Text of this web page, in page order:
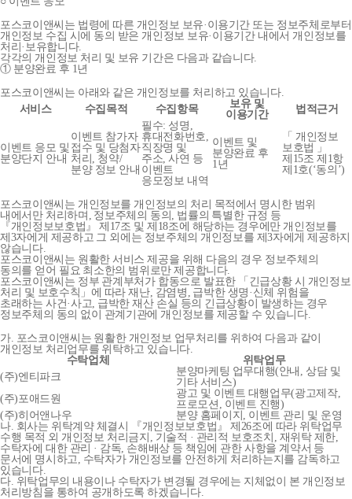
포스코이앤씨는 법령에 따른 개인정보 보유·이용기간 또는 정보주체로부터
개인정보 수집 시에 동의 받은 개인정보 보유·이용기간 내에서 개인정보를
처리·보유합니다.
각각의 개인정보 처리 및 보유 기간은 다음과 같습니다.
① 분양완료 후 1년
포스코이앤씨는 아래와 같은 개인정보를 처리하고 있습니다.
서비스
수집목적 수집항목
보유 및
이용기간
법적근거
이벤트 응모 및
분양단지 안내
이벤트 참가자
접수 및 당첨자
처리, 청약/
분양 정보 안내
필수: 성명,
휴대전화번호,
직장명 및
주소, 사연 등
이벤트
응모정보 내역
이벤트 및
분양완료 후
1년
「 개인정보
보호법 」
제15조 제1항
제1호(‘동의’)
포스코이앤씨는 개인정보를 개인정보의 처리 목적에서 명시한 범위
내에서만 처리하며, 정보주체의 동의, 법률의 특별한 규정 등
『개인정보보호법』 제17조 및 제18조에 해당하는 경우에만 개인정보를
제3자에게 제공하고 그 외에는 정보주체의 개인정보를 제3자에게 제공하지
않습니다.
포스코이앤씨는 원활한 서비스 제공을 위해 다음의 경우 정보주체의
동의를 얻어 필요 최소한의 범위로만 제공합니다.
포스코이앤씨는 정부 관계부처가 합동으로 발표한 「긴급상황 시 개인정보
처리 및 보호수칙」에 따라 재난, 감염병, 급박한 생명·신체 위험을
초래하는 사건·사고, 급박한 재산 손실 등의 긴급상황이 발생하는 경우
정보주체의 동의 없이 관계기관에 개인정보를 제공할 수 있습니다.
가. 포스코이앤씨는 원활한 개인정보 업무처리를 위하여 다음과 같이
개인정보 처리업무를 위탁하고 있습니다.
수탁업체
위탁업무
(주)엔티파크
분양마케팅 업무대행(안내, 상담 및
기타 서비스)
(주)포애드원
광고 및 이벤트 대행업무(광고제작,
프로모션, 이벤트 진행)
(주)히어앤나우
분양 홈페이지, 이벤트 관리 및 운영
나. 회사는 위탁계약 체결시 『개인정보보호법』 제26조에 따라 위탁업무
수행 목적 외 개인정보 처리금지, 기술적 · 관리적 보호조치, 재위탁 제한,
수탁자에 대한 관리 · 감독, 손해배상 등 책임에 관한 사항을 계약서 등
문서에 명시하고, 수탁자가 개인정보를 안전하게 처리하는지를 감독하고
있습니다.
다. 위탁업무의 내용이나 수탁자가 변경될 경우에는 지체없이 본 개인정보
처리방침을 통하여 공개하도록 하겠습니다.